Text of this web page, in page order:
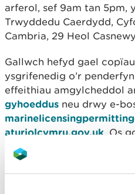
arferol, sef 9am tan 5pm,
Trwyddedu Caerdydd,
Cambria, 29 Heol
Gallwch hefyd gael
ysgrifenedig o’r
effeithiau amgylcheddol
gyhoeddus neu drwy e-
aturiolcymru.gov.uk . Os
efallai y byddwn yn codi
copïau nad yw'n fwy na'r
hyn.